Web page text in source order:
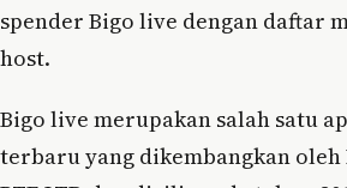
spender Bigo live dengan daftar
host.
Bigo live merupakan salah satu
terbaru yang dikembangkan oleh